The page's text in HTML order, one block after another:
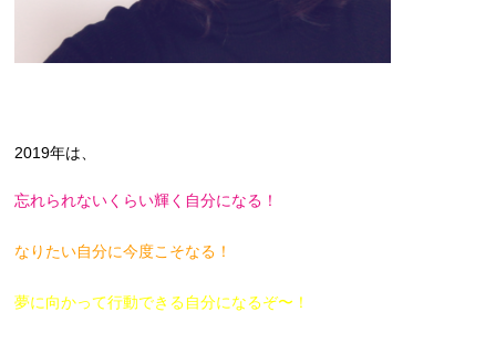
2019年は、
忘れられないくらい輝く自分になる！
なりたい自分に今度こそなる！
夢に向かって行動できる自分になるぞ〜！